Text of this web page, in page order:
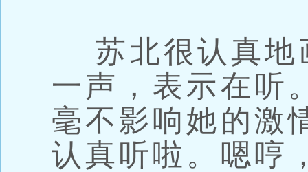
苏北很认真地
一声，表示在听
毫不影响她的激
认真听啦。嗯哼